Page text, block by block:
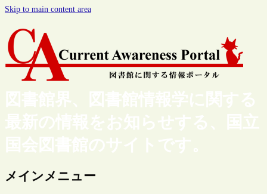
Skip to main content area
図書館界、図書館情報学に関する
最新の情報をお知らせする、国立
国会図書館のサイトです。
メインメニュー